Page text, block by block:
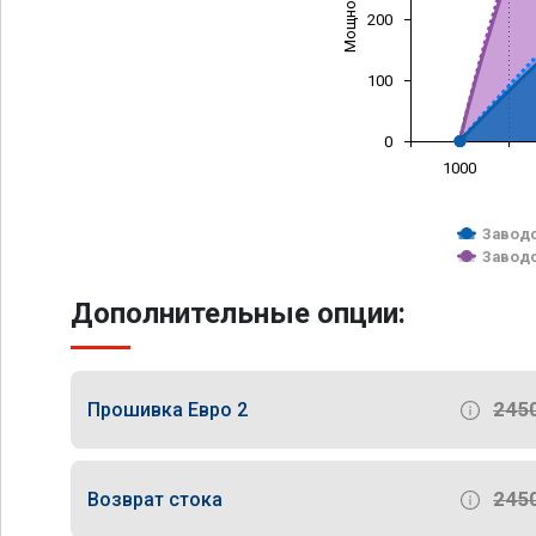
1000
0
100
200
Дополнительные опции:
Прошивка Евро 2
Возврат стока